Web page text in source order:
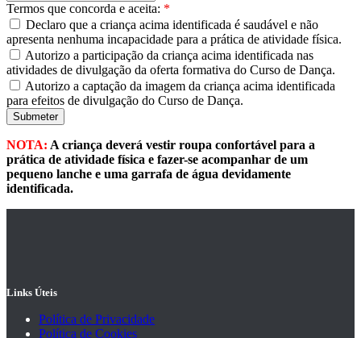
Termos que concorda e aceita: *
Declaro que a criança acima identificada é saudável e não
apresenta nenhuma incapacidade para a prática de atividade física.
Autorizo a participação da criança acima identificada nas
atividades de divulgação da oferta formativa do Curso de Dança.
Autorizo a captação da imagem da criança acima identificada
para efeitos de divulgação do Curso de Dança.
NOTA: A criança deverá vestir roupa confortável para a
prática de atividade física e fazer-se acompanhar de um
pequeno lanche e uma garrafa de água devidamente
identificada.
Links Úteis
Política de Privacidade
Política de Cookies